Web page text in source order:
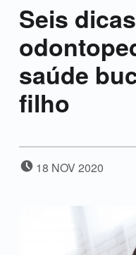
Seis
saúde
filho
POSTED ON:
18 NOV 2020